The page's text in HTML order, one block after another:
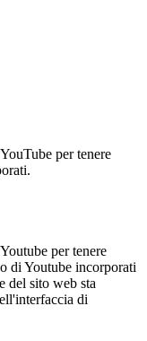
per tenere
per tenere
di Youtube incorporati
del sito web sta
di